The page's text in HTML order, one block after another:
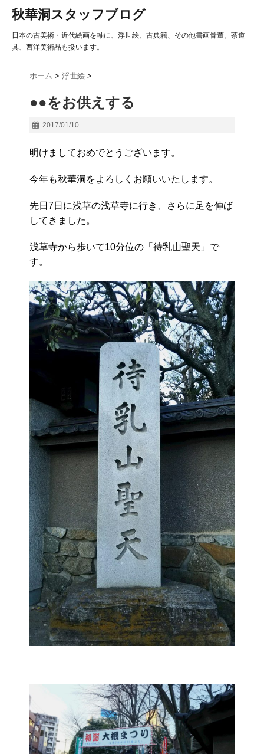
秋華洞スタッフブログ
日本の古美術・近代絵画を軸に、浮世絵、古典籍、その他書画骨董。茶道
具、西洋美術品も扱います。
ホーム > 浮世絵 >
●●をお供えする
2017/01/10
明けましておめでとうございます。
今年も秋華洞をよろしくお願いいたします。
先日7日に浅草の浅草寺に行き、さらに足を伸ば
してきました。
浅草寺から歩いて10分位の「待乳山聖天」で
す。